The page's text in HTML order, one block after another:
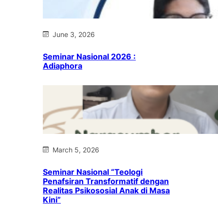
June 3, 2026
Seminar Nasional 2026 :
Adiaphora
March 5, 2026
Seminar Nasional “Teologi
Penafsiran Transformatif dengan
Realitas Psikososial Anak di Masa
Kini”